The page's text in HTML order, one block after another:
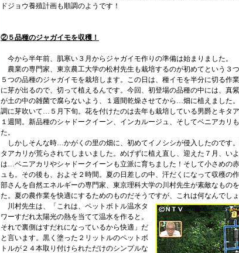
ドジョウ養殖計画も順調のようです！
②５品種のジャガイモを収穫！
今から半年前、肌寒い３月からジャガイモ作りの準備は始まりました。
農業の専門家、東京農工大学の松村先生も栽培するのが初めてという３
５つの品種のジャガイモを栽培します。この日は、種イモを半分に切る作
に芽が出るので、切って植えるんです。今回、初登場の品種の中には、真
が土の中の雑菌で腐らないよう、１週間乾燥させてから…畑に植えました
調に芽吹いて…５月下旬。花を付けたのは去年も栽培している男爵とキタ
１週間。新品種のシャドークイーン、インカルージュ、そしてベニアカリ
た。
しかしそんな時…かがくの里の畑に、初めてイノシシが侵入したのです
タアカリが荒らされてしまいました。めげずに植え直し、迎えた７月、い
は…ベニアカリやシャドークイーンも立派に育ちました！そして小さめの
ュも。その後も、およそ２時間。夏の日差しの中、汗だくになって収穫の
部さんを自然エネルギーの専門家、東京理科大学の川村先生が素敵なもの
た。夏の農作業を快適にするためのものだそうですが、これは何なんでし
川村先生は、「これは、ペットボトル温水タ
ワーすだれ太陽光の熱を当てて温水を作ると。
それで裏側はすだれになっているから快適」だ
と言います。黒く塗った２リットルのペットボ
トルが２４本取り付けられただけのシンプルな